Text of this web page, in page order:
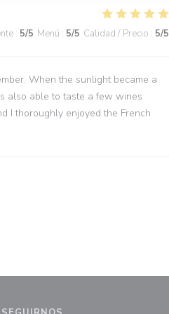
: 5/5 Menú : 5/5 Calidad / Precio : 5/5
When the sunlight became a
also able to taste a few wines
I thoroughly enjoyed the French